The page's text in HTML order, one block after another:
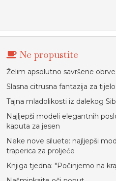
Ne propustite
Želim apsolutno savršene obrve
Slasna citrusna fantazija za tijelo
Tajna mladolikosti iz dalekog
Najljepši modeli elegantnih
kaputa za jesen
Neke nove siluete: najljepši
traperica za proljeće
Knjiga tjedna: "Počinjemo na